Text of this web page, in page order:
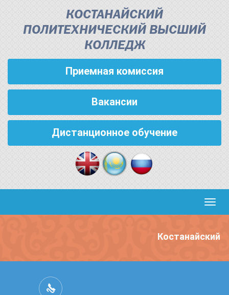
КОСТАНАЙСКИЙ
ПОЛИТЕХНИЧЕСКИЙ ВЫСШИЙ
КОЛЛЕДЖ
Приемная комиссия
Вакансии
Дистанционное обучение
Костанайский